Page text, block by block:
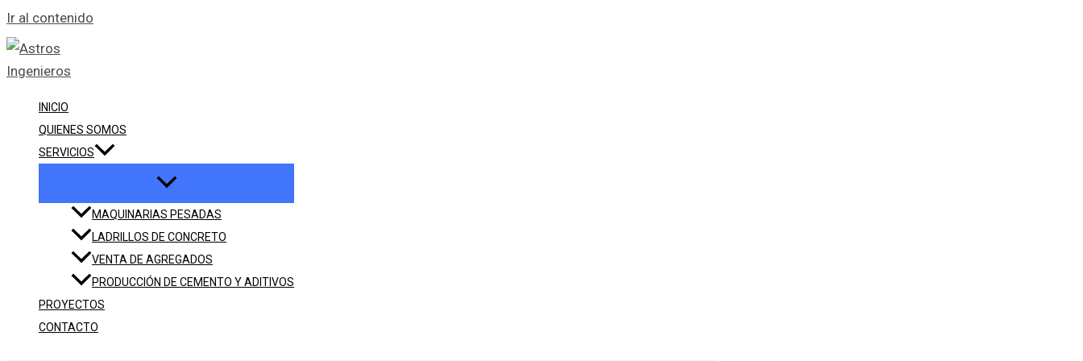
Ir al contenido
INICIO
QUIENES SOMOS
SERVICIOS
MAQUINARIAS PESADAS
LADRILLOS DE CONCRETO
VENTA DE AGREGADOS
PRODUCCIÓN DE CEMENTO Y ADITIVOS
PROYECTOS
CONTACTO